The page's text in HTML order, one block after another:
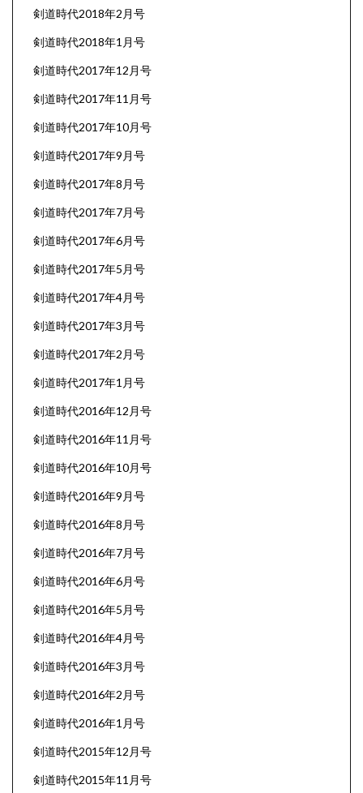
剣道時代2018年2月号
剣道時代2018年1月号
剣道時代2017年12月号
剣道時代2017年11月号
剣道時代2017年10月号
剣道時代2017年9月号
剣道時代2017年8月号
剣道時代2017年7月号
剣道時代2017年6月号
剣道時代2017年5月号
剣道時代2017年4月号
剣道時代2017年3月号
剣道時代2017年2月号
剣道時代2017年1月号
剣道時代2016年12月号
剣道時代2016年11月号
剣道時代2016年10月号
剣道時代2016年9月号
剣道時代2016年8月号
剣道時代2016年7月号
剣道時代2016年6月号
剣道時代2016年5月号
剣道時代2016年4月号
剣道時代2016年3月号
剣道時代2016年2月号
剣道時代2016年1月号
剣道時代2015年12月号
剣道時代2015年11月号